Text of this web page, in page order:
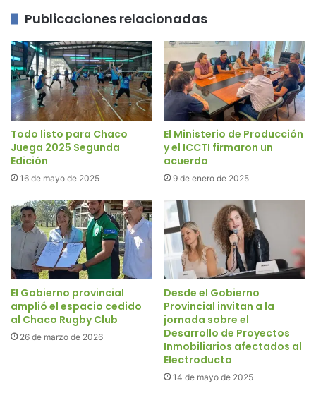
Publicaciones relacionadas
Todo listo para Chaco
Juega 2025 Segunda
Edición
16 de mayo de 2025
El Ministerio de Producción
y el ICCTI firmaron un
acuerdo
9 de enero de 2025
El Gobierno provincial
amplió el espacio cedido
al Chaco Rugby Club
26 de marzo de 2026
Desde el Gobierno
Provincial invitan a la
jornada sobre el
Desarrollo de Proyectos
Inmobiliarios afectados al
Electroducto
14 de mayo de 2025